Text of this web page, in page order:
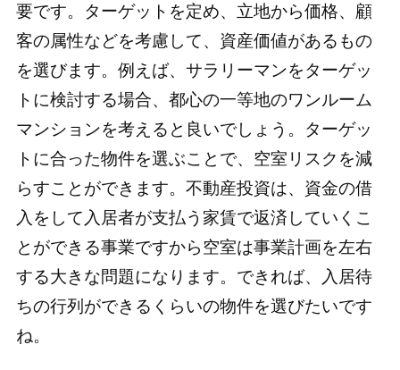
要です。ターゲットを定め、立地から価格、顧
客の属性などを考慮して、資産価値があるもの
を選びます。例えば、サラリーマンをターゲッ
トに検討する場合、都心の一等地のワンルーム
マンションを考えると良いでしょう。ターゲッ
トに合った物件を選ぶことで、空室リスクを減
らすことができます。不動産投資は、資金の借
入をして入居者が支払う家賃で返済していくこ
とができる事業ですから空室は事業計画を左右
する大きな問題になります。できれば、入居待
ちの行列ができるくらいの物件を選びたいです
ね。